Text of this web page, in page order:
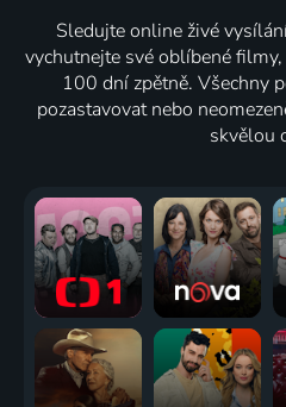
Sledujte online živé
vychutnejte své oblíbené
100 dní zpětně. Všechny
pozastavovat nebo
skvělou